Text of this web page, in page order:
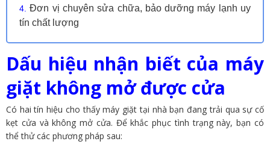
Đơn vị chuyên sửa chữa, bảo dưỡng máy lạnh uy
tín chất lượng
Dấu hiệu nhận biết của máy
giặt không mở được cửa
Có hai tín hiệu cho thấy máy giặt tại nhà bạn đang trải qua sự cố
kẹt cửa và không mở cửa. Để khắc phục tình trạng này, bạn có
thể thử các phương pháp sau: